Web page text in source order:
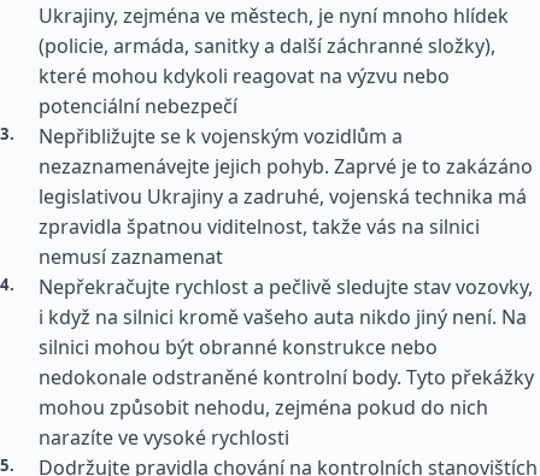
Ukrajiny, zejména ve městech, je nyní mnoho hlídek
(policie, armáda, sanitky a další záchranné složky),
které mohou kdykoli reagovat na výzvu nebo
potenciální nebezpečí
Nepřibližujte se k vojenským vozidlům a
nezaznamenávejte jejich pohyb. Zaprvé je to zakázáno
legislativou Ukrajiny a zadruhé, vojenská technika má
zpravidla špatnou viditelnost, takže vás na silnici
nemusí zaznamenat
Nepřekračujte rychlost a pečlivě sledujte stav vozovky,
i když na silnici kromě vašeho auta nikdo jiný není. Na
silnici mohou být obranné konstrukce nebo
nedokonale odstraněné kontrolní body. Tyto překážky
mohou způsobit nehodu, zejména pokud do nich
narazíte ve vysoké rychlosti
Dodržujte pravidla chování na kontrolních stanovištích